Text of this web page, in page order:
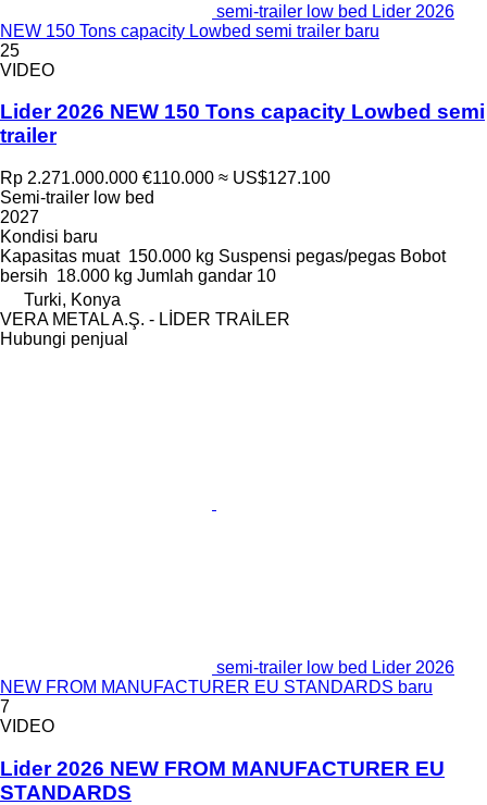
semi-trailer low bed Lider 2026
NEW 150 Tons capacity Lowbed semi trailer baru
25
VIDEO
Lider 2026 NEW 150 Tons capacity Lowbed semi
trailer
Rp 2.271.000.000 €110.000 ≈ US$127.100
Semi-trailer low bed
2027
Kondisi baru
Kapasitas muat 150.000 kg Suspensi pegas/pegas Bobot
bersih 18.000 kg Jumlah gandar 10
Turki, Konya
VERA METAL A.Ş. - LİDER TRAİLER
Hubungi penjual
semi-trailer low bed Lider 2026
NEW FROM MANUFACTURER EU STANDARDS baru
7
VIDEO
Lider 2026 NEW FROM MANUFACTURER EU
STANDARDS